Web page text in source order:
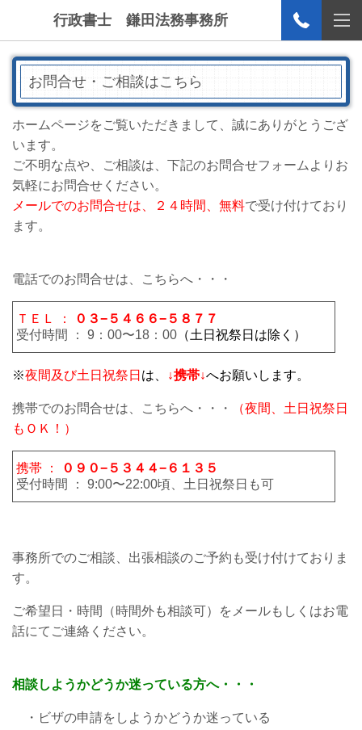
行政書士 鎌田法務事務所
お問合せ・ご相談はこちら
ホームページをご覧いただきまして、誠にありがとうござ
います。
ご不明な点や、ご相談は、下記のお問合せフォームよりお
気軽にお問合せください。
メールでのお問合せは、２４時間、無料で受け付けており
ます。
電話でのお問合せは、こちらへ・・・
ＴＥＬ ：
０３−５４６６−５８７７
受付時間 ： 9：00〜18：00（土日祝祭日は除く）
※夜間及び土日祝祭日 は、 ↓携帯↓へお願いします。
携帯でのお問合せは、こちらへ・・・
（夜間、土日祝祭日
もＯＫ！）
携帯 ：
０９０−５３４４−６１３５
受付時間 ： 9:00〜22:00頃、土日祝祭日も可
事務所でのご相談、出張相談のご予約も受け付けておりま
す。
ご希望日・時間（時間外も相談可）をメールもしくはお電
話にてご連絡ください。
相談しようかどうか迷っている方へ・・・
・ビザの申請をしようかどうか迷っている